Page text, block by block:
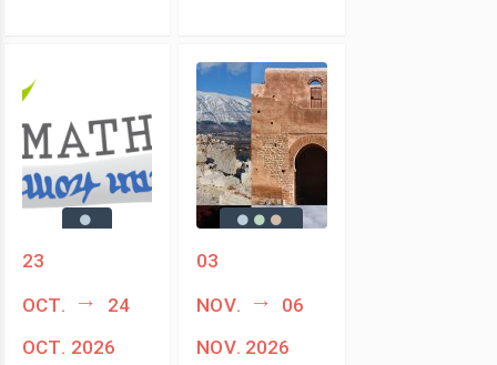
23
oct.
24
oct. 2026
03
nov.
06
nov. 2026